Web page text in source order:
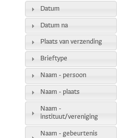
Datum
Datum na
Plaats van verzending
Brieftype
Naam - persoon
Naam - plaats
Naam -
instituut/vereniging
Naam - gebeurtenis